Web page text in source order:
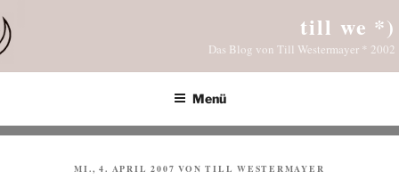
Inhalt
springen
till we *)
Das Blog von Till Westermayer * 2002
Menü
VERÖFFENTLICHT
MI., 4. APRIL 2007 VONTILL WESTERMAYER